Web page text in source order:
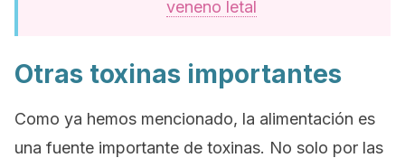
veneno letal
Otras toxinas importantes
Como ya hemos mencionado, la alimentación es
una fuente importante de toxinas. No solo por las